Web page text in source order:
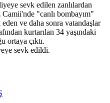
sevk edilen zanlılardan
"canlı bombayım"
ve daha sonra vatandaşlar
kurtarılan 34 yaşındaki
ortaya çıktı.
sevk edildi.